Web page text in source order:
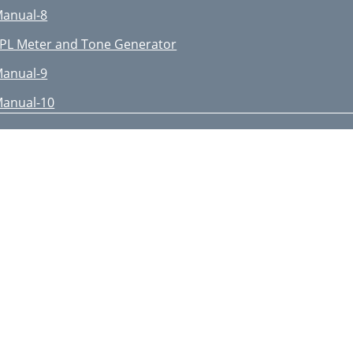
8
Meter and Tone Generator
9
10
vs. Frequency Table